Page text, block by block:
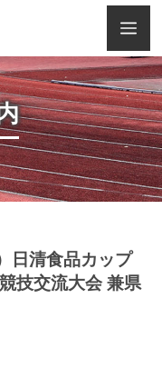
⽇清⾷品カップ
技交流⼤会 兼県